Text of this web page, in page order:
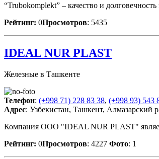
“Trubokomplekt” – качество и
Рейтинг: 0Просмотров: 5435
IDEAL NUR PLAST
Железные в Ташкенте
Телефон: (+998 71) 228 83 38, (+998 93) 543
Адрес: Узбекистан, Ташкент, Алмазарский
Компания ООО "IDEAL NUR PLAST"
Рейтинг: 0Просмотров: 4227 Фото: 1